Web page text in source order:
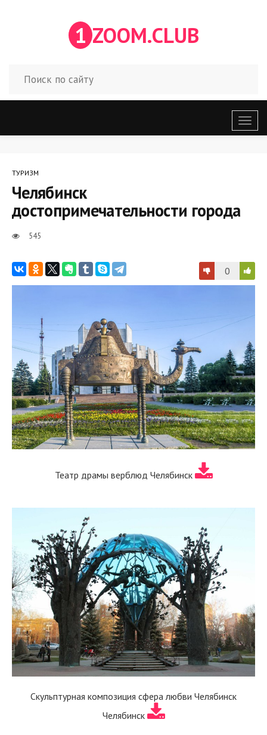
1 ZOOM.CLUB
меню
ТУРИЗМ
Челябинск
достопримечательности города
545
0
Театр драмы верблюд Челябинск
Скульптурная композиция сфера любви Челябинск
Челябинск